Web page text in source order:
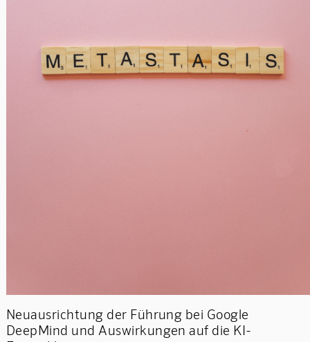
Neuausrichtung der Führung bei Google
DeepMind und Auswirkungen auf die KI-